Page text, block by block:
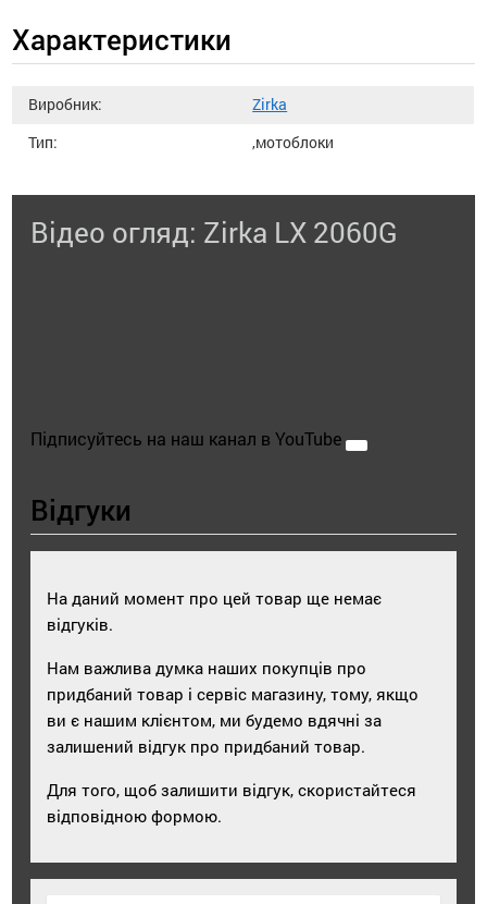
Характеристики
Виробник:
Zirka
Тип:
,мотоблоки
Відео огляд: Zirka LX 2060G
Підписуйтесь на наш канал в YouTube
Відгуки
На даний момент про цей товар ще немає
відгуків.
Нам важлива думка наших покупців про
придбаний товар і сервіс магазину, тому, якщо
ви є нашим клієнтом, ми будемо вдячні за
залишений відгук про придбаний товар.
Для того, щоб залишити відгук, скористайтеся
відповідною формою.